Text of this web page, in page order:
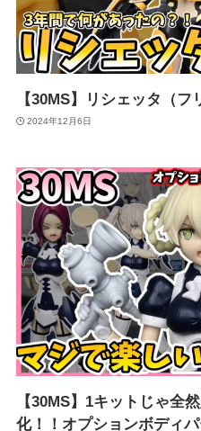
【30MS】リシェッタ（
2024年12月6日
【30MS】1キットじゃ全
化！！オプションボディ